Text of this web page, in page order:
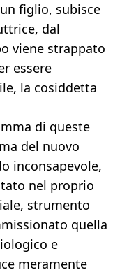
figlio, subisce
dal
viene strappato
essere
la cosiddetta
di queste
del nuovo
inconsapevole,
nel proprio
strumento
quella
e
meramente